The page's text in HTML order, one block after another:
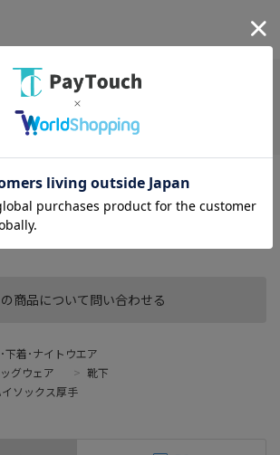
商品について問い合わせる
い！そんなあたなたのための靴下です。 ●
する、東洋紡の【eks】を採用。 ●吸湿→発熱
ムレない・冷めない・温かい」！ ●空気を
ニ繊維で温かさをキープ！ ●フリーサイズ：
下着･ナイトウエア
グウェア > 靴下
ソックス厚手